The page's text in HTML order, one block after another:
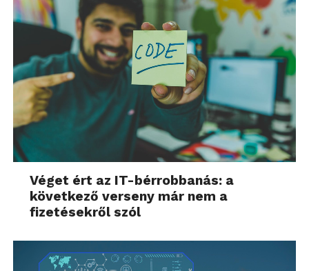
Véget ért az IT-bérrobbanás: a
következő verseny már nem a
fizetésekről szól